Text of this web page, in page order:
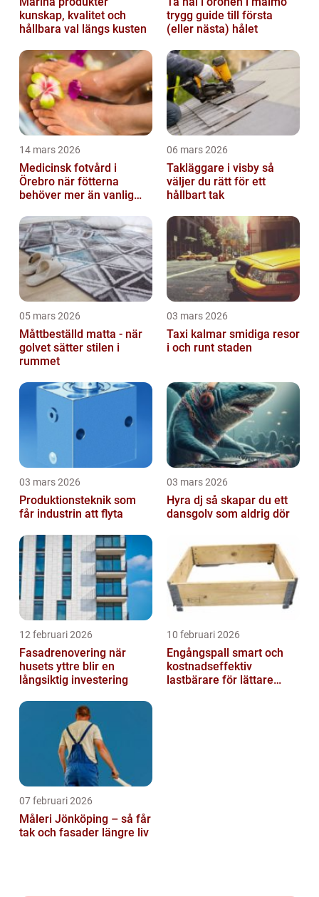
kunskap, kvalitet och
hållbara val längs kusten
trygg guide till första
(eller nästa) hålet
14 mars 2026
Medicinsk fotvård i
Örebro när fötterna
behöver mer än vanlig
06 mars 2026
Takläggare i visby så
väljer du rätt för ett
hållbart tak
05 mars 2026
Måttbeställd matta - när
golvet sätter stilen i
rummet
03 mars 2026
Taxi kalmar smidiga resor
i och runt staden
03 mars 2026
Produktionsteknik som
får industrin att flyta
03 mars 2026
Hyra dj så skapar du ett
dansgolv som aldrig dör
12 februari 2026
Fasadrenovering när
husets yttre blir en
långsiktig investering
10 februari 2026
Engångspall smart och
kostnadseffektiv
lastbärare för lättare
07 februari 2026
Måleri Jönköping – så får
tak och fasader längre liv